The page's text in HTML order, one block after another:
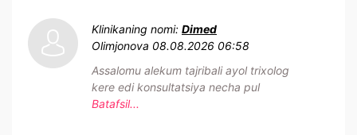
Klinikaning nomi: Dimed
Olimjonova 08.08.2026 06:58
Assalomu alekum tajribali ayol trixolog
kere edi konsultatsiya necha pul
Batafsil...